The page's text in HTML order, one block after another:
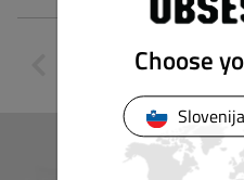
Choose
Slovenija